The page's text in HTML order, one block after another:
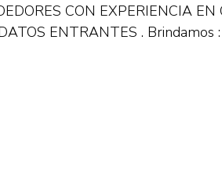
CON EXPERIENCIA
ENTRANTES . Brindamos